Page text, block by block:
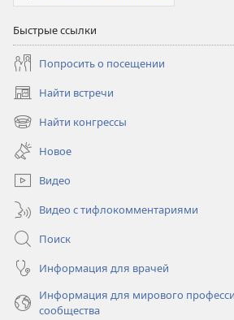
Быстрые ссылки
Попросить о посещении
Найти встречи
(открывается
в
новом
окне)
Найти конгрессы
(открывается
новом
окне)
Новое
Видео
Видео с тифлокомментариями
Поиск
Информация для врачей
Информация для мирового
сообщества